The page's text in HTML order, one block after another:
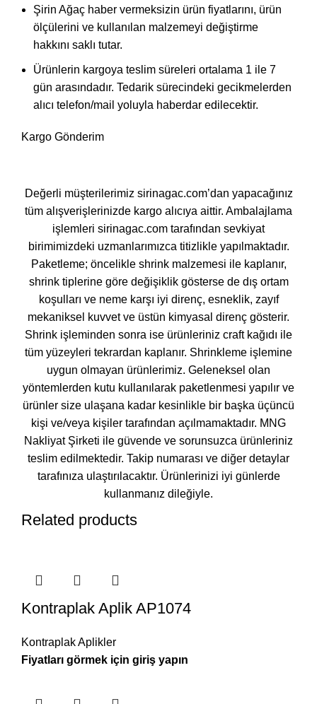
Şirin Ağaç haber vermeksizin ürün fiyatlarını, ürün
ölçülerini ve kullanılan malzemeyi değiştirme
hakkını saklı tutar.
Ürünlerin kargoya teslim süreleri ortalama 1 ile 7
gün arasındadır. Tedarik sürecindeki gecikmelerden
alıcı telefon/mail yoluyla haberdar edilecektir.
Kargo Gönderim
Değerli müşterilerimiz sirinagac.com’dan yapacağınız
tüm alışverişlerinizde kargo alıcıya aittir. Ambalajlama
işlemleri sirinagac.com tarafından sevkiyat
birimimizdeki uzmanlarımızca titizlikle yapılmaktadır.
Paketleme; öncelikle shrink malzemesi ile kaplanır,
shrink tiplerine göre değişiklik gösterse de dış ortam
koşulları ve neme karşı iyi direnç, esneklik, zayıf
mekaniksel kuvvet ve üstün kimyasal direnç gösterir.
Shrink işleminden sonra ise ürünleriniz craft kağıdı ile
tüm yüzeyleri tekrardan kaplanır. Shrinkleme işlemine
uygun olmayan ürünlerimiz. Geleneksel olan
yöntemlerden kutu kullanılarak paketlenmesi yapılır ve
ürünler size ulaşana kadar kesinlikle bir başka üçüncü
kişi ve/veya kişiler tarafından açılmamaktadır. MNG
Nakliyat Şirketi ile güvende ve sorunsuzca ürünleriniz
teslim edilmektedir. Takip numarası ve diğer detaylar
tarafınıza ulaştırılacaktır. Ürünlerinizi iyi günlerde
kullanmanız dileğiyle.
Related products
Kontraplak Aplik AP1074
Kontraplak Aplikler